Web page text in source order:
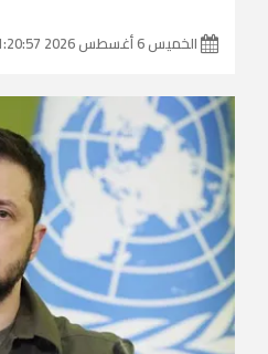
الخميس 6 أغسطس 2026 21:20:57